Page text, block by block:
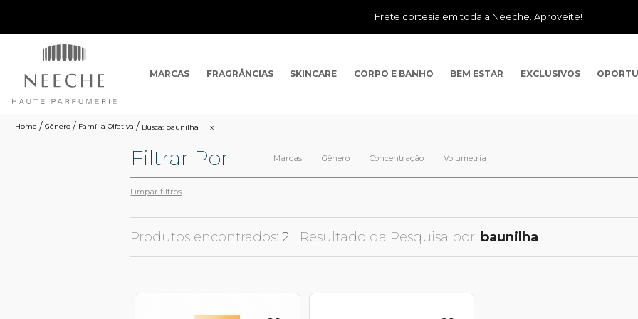
Frete cortesia em toda a Neeche. Aproveite!
MARCAS FRAGRÂNCIAS SKINCARE CORPO E BANHO BEM ESTAR EXCLUSIVOS
Gênero Família Olfativa Busca: baunilha x
Filtrar Por Marcas Gênero Concentração Volumetria
Limpar filtros
Produtos encontrados: 2 Resultado da Pesquisa por: baunilha